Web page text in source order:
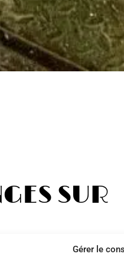
Gérer le
SUR
les qualifications pour